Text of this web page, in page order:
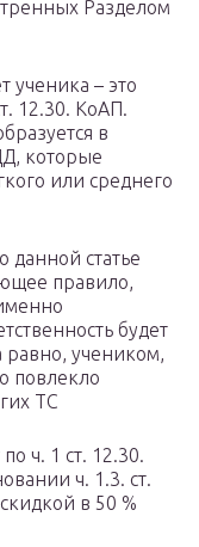
Разделом
ученика – это
12.30. КоАП.
в
которые
или среднего
данной статье
правило,
будет
равно, учеником,
повлекло
ТС
ч. 1 ст. 12.30.
ч. 1.3. ст.
в 50 %